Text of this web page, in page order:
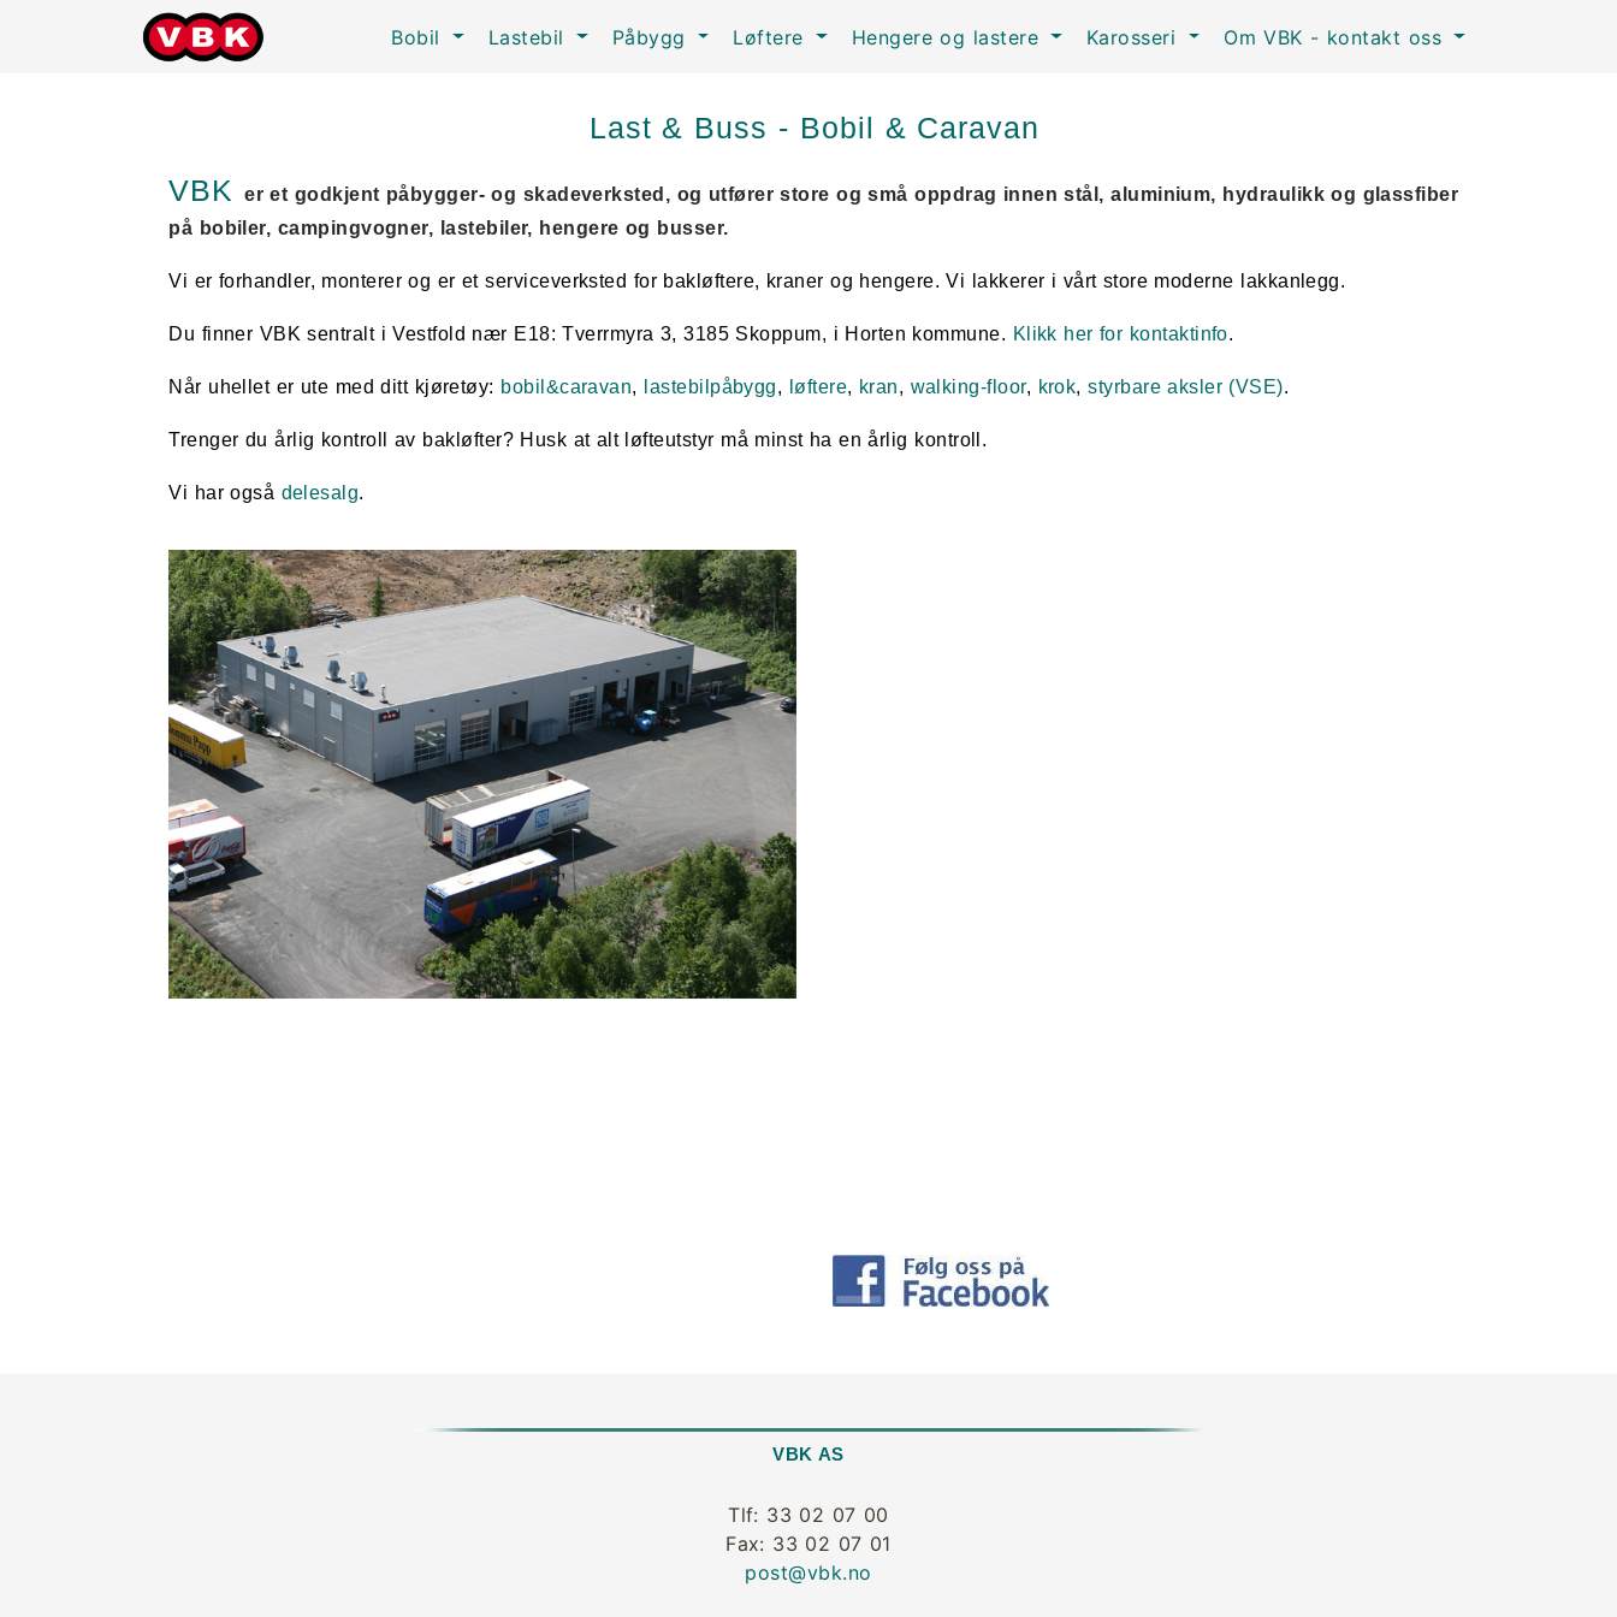
Bobil Lastebil Påbygg Løftere Hengere og lastere Karosseri Om VBK - kontakt oss
Last & Buss - Bobil & Caravan
VBKer et godkjent påbygger- og skadeverksted, og utfører store og små oppdrag innen stål, aluminium, hydraulikk og glassfiber
på bobiler, campingvogner, lastebiler, hengere og busser.
Vi er forhandler, monterer og er et serviceverksted for bakløftere, kraner og hengere. Vi lakkerer i vårt store moderne lakkanlegg.
Du finner VBK sentralt i Vestfold nær E18: Tverrmyra 3, 3185 Skoppum, i Horten kommune. Klikk her for kontaktinfo.
Når uhellet er ute med ditt kjøretøy: bobil&caravan, lastebilpåbygg, løftere, kran, walking-floor, krok,styrbare aksler (VSE).
Trenger du årlig kontroll av bakløfter? Husk at alt løfteutstyr må minst ha en årlig kontroll.
Vi har også delesalg.
VBK AS
Tlf: 33 02 07 00
Fax: 33 02 07 01
post@vbk.no